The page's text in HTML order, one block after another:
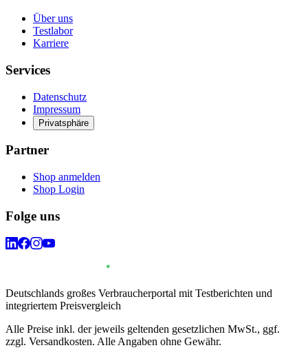
Über uns
Testlabor
Karriere
Services
Datenschutz
Impressum
Privatsphäre
Partner
Shop anmelden
Shop Login
Folge uns
Deutschlands großes Verbraucherportal mit Testberichten und
integriertem Preisvergleich
Alle Preise inkl. der jeweils geltenden gesetzlichen MwSt., ggf.
zzgl. Versandkosten. Alle Angaben ohne Gewähr.